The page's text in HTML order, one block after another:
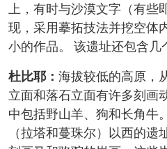
上，有时与沙漠文字（有些
现，采用摹拓技法并挖空体
小的作品。 该遗址还包含几
杜比耶： 海拔较低的高原，
立面和落石立面有许多刻画
中包括野山羊、狗和长角牛
（拉塔和蔓珠尔）以西的